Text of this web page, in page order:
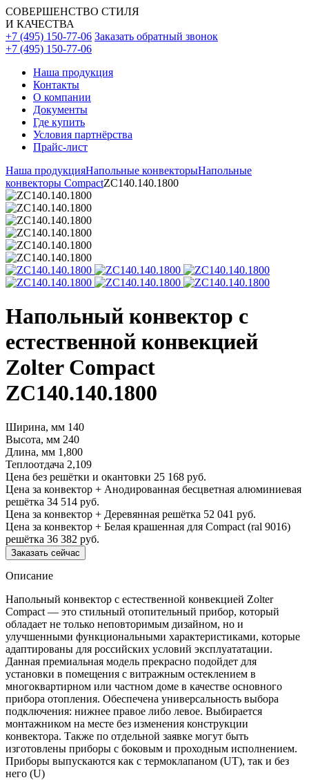
СОВЕРШЕНСТВО СТИЛЯ
И КАЧЕСТВА
+7 (495) 150-77-06 Заказать обратный звонок
+7 (495) 150-77-06
Наша продукция
Контакты
О компании
Документы
Где купить
Условия партнёрства
Прайс-лист
Наша продукцияНапольные конвекторыНапольные
конвекторы CompactZC140.140.1800
Напольный конвектор с
естественной конвекцией
Zolter Compact
ZC140.140.1800
Ширина, мм 140
Высота, мм 240
Длина, мм 1,800
Теплоотдача 2,109
Цена без решётки и окантовки 25 168 руб.
Цена за конвектор + Анодированная бесцветная алюминиевая
решётка 34 514 руб.
Цена за конвектор + Деревянная решётка 52 041 руб.
Цена за конвектор + Белая крашенная для Compact (ral 9016)
решётка 36 382 руб.
Заказать сейчас
Описание
Напольный конвектор с естественной конвекцией Zolter
Compact — это стильный отопительный прибор, который
обладает не только неповторимым дизайном, но и
улучшенными функциональными характеристиками, которые
адаптированы для российских условий эксплуататации.
Данная премиальная модель прекрасно подойдет для
установки в помещения с витражным остеклением в
многоквартирном или частном доме в качестве основного
прибора отопления. Обеспечена универсальность выбора
подключения: нижнее правое либо левое. Выбирается
монтажником на месте без изменения конструкции
конвектора. Также по отдельной заявке могут быть
изготовлены приборы с боковым и проходным исполнением.
Приборы выпускаются как с термоклапаном (UT), так и без
него (U)